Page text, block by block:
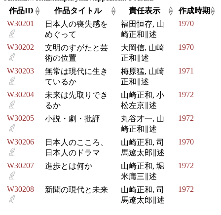
作品ID △
▽
作品タイトル
△
▽
責任表示
△
▽
作成時期 △
▽
W30201
日本人の喪失感を
めぐって
福田恒存, 山
崎正和∥述
1970
W30202
文明のすがたと芸
術の位置
大岡信, 山崎
正和∥述
1970
W30203
無常は現代に生き
ているか
梅原猛, 山崎
正和∥述
1971
W30204
未来は先取りでき
るか
山崎正和, 小
松左京∥述
1972
W30205 小説・劇・批評
丸谷才一, 山
崎正和∥述
1972
W30206
日本人のこころ、
日本人のドラマ
山崎正和, 司
馬遼太郎∥述
1970
W30207 進歩とは何か
山崎正和, 堀
米庸三∥述
1972
W30208 新聞の現代と未来
山崎正和, 司
馬遼太郎∥述
1972